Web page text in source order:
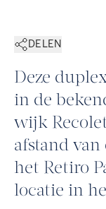
DELEN
Deze
in de
wijk
afstand van
het Retiro
locatie in